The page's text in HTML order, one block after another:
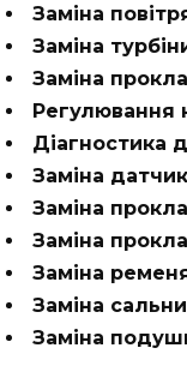
Заміна
Заміна
Заміна
Регулювання
Діагностика
Заміна
Заміна
Заміна
Заміна
Заміна
Заміна